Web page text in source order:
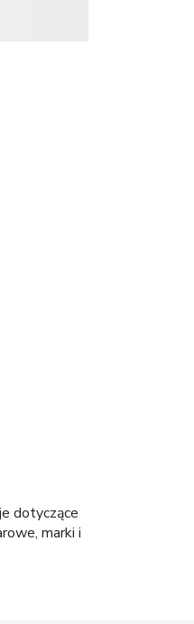
dotyczące
marki i